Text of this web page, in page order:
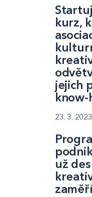
kurz,
jejich
know-
23. 3.
už